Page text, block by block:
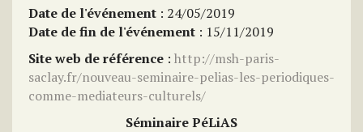
Date de l'événement : 24/05/2019
Date de fin de l'événement : 15/11/2019
Site web de référence : http://msh-paris-
saclay.fr/nouveau-seminaire-pelias-les-periodiques-
comme-mediateurs-culturels/
Séminaire PéLiAS